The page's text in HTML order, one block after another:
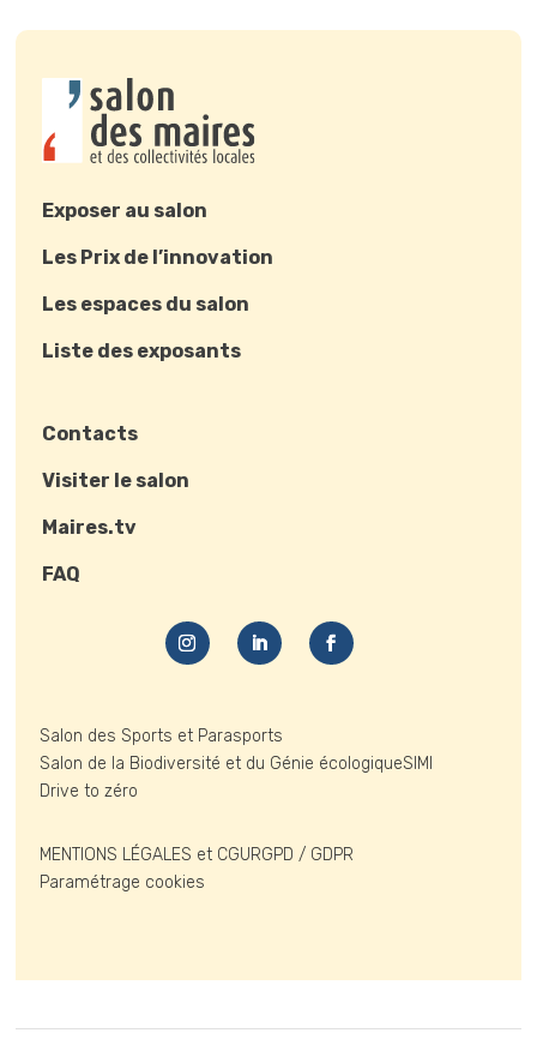
Exposer au salon
Les Prix de l’innovation
Les espaces du salon
Liste des exposants
Contacts
Visiter le salon
Maires.tv
FAQ
Salon des Sports et Parasports
Salon de la Biodiversité et du Génie écologiqueSIMI
Drive to zéro
MENTIONS LÉGALES et CGURGPD / GDPR
Paramétrage cookies